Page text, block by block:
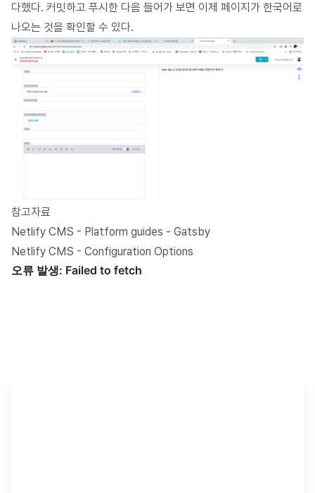
다했다. 커밋하고 푸시한 다음 들어가 보면 이제 페이지가 한국어로
나오는 것을 확인할 수 있다.
참고자료
Netlify CMS - Platform guides - Gatsby
Netlify CMS - Configuration Options